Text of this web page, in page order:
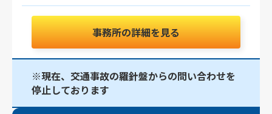
事務所の詳細を見る
※現在、交通事故の羅針盤からの問い合わせを
停止しております